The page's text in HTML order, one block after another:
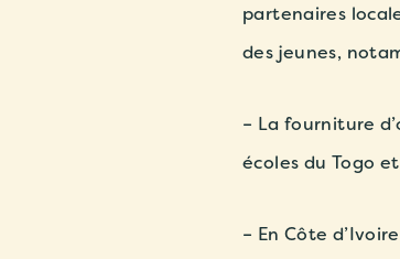
partenaires
des jeunes,
– La fourniture
écoles du Togo
– En Côte